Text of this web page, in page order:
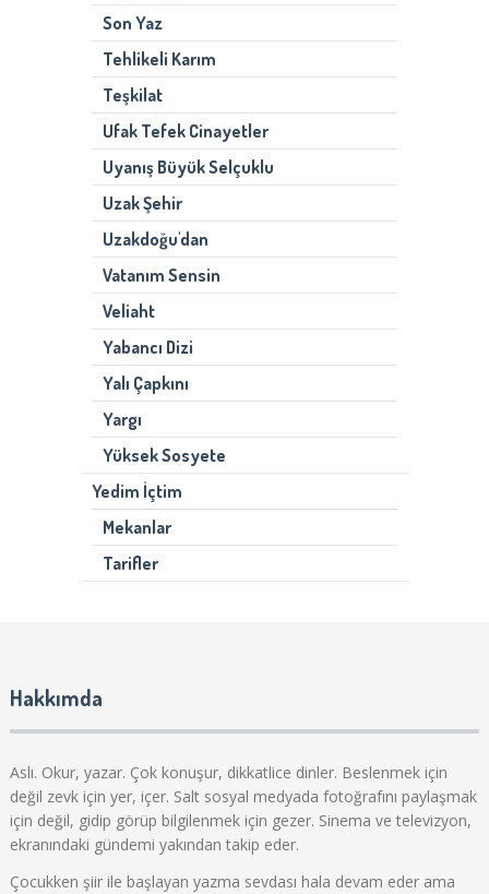
Son Yaz
Tehlikeli Karım
Teşkilat
Ufak Tefek Cinayetler
Uyanış Büyük Selçuklu
Uzak Şehir
Uzakdoğu'dan
Vatanım Sensin
Veliaht
Yabancı Dizi
Yalı Çapkını
Yargı
Yüksek Sosyete
Yedim İçtim
Mekanlar
Tarifler
Hakkımda
Aslı. Okur, yazar. Çok konuşur, dikkatlice dinler. Beslenmek için
değil zevk için yer, içer. Salt sosyal medyada fotoğrafını paylaşmak
için değil, gidip görüp bilgilenmek için gezer. Sinema ve televizyon,
ekranındaki gündemi yakından takip eder.
Çocukken şiir ile başlayan yazma sevdası hala devam eder ama